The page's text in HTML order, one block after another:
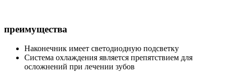
преимущества
Наконечник имеет светодиодную подсветку
Система охлаждения является препятствием для
осложнений при лечении зубов